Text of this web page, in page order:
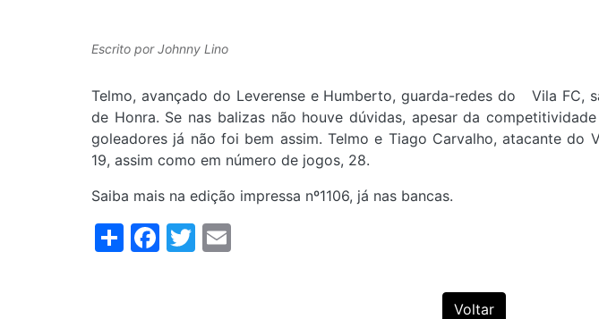
Escrito porJohnny Lino
Telmo, avançado do Leverense e Humberto, guarda-redes do Vila FC,
de Honra. Se nas balizas não houve dúvidas, apesar da
goleadores já não foi bem assim. Telmo e Tiago Carvalho, atacante do
19, assim como em número de jogos, 28.
Saiba mais na edição impressa nº1106, já nas bancas.
ShareFacebook
Twitter
Voltar